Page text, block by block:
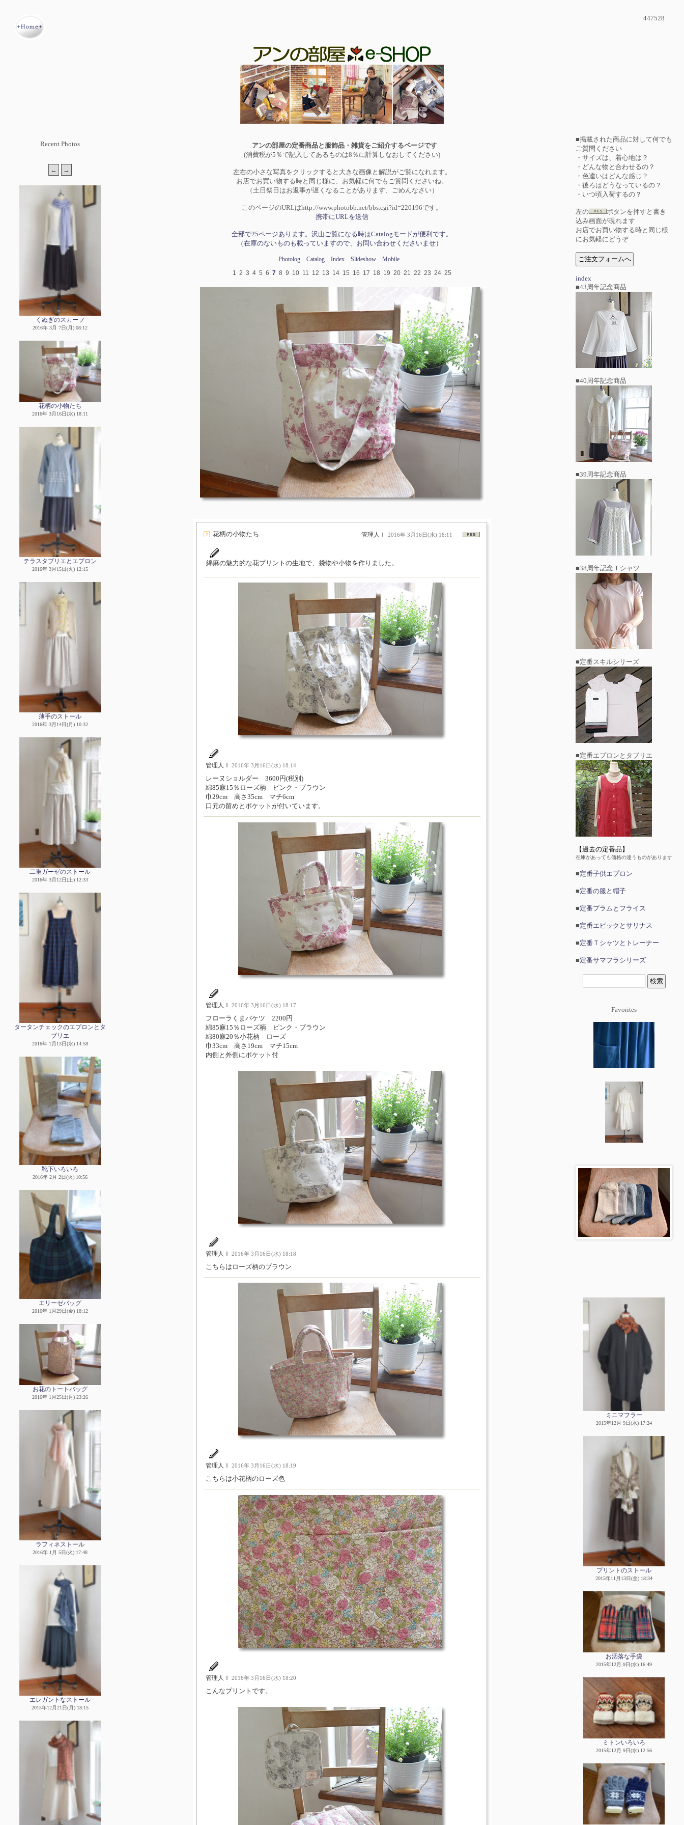
447528
Recent Photos
くぬぎのスカーフ
2016年 3月 7日(月) 08:12
花柄の小物たち
2016年 3月16日(水) 18:11
テラスタブリエとエプロン
2016年 3月15日(火) 12:15
薄手のストール
2016年 3月14日(月) 10:32
二重ガーゼのストール
2016年 3月12日(土) 12:33
タータンチェックのエプロンとタ
ブリエ
2016年 1月13日(水) 14:58
靴下いろいろ
2016年 2月 2日(火) 10:56
エリーゼバッグ
2016年 1月29日(金) 18:12
お花のトートバッグ
2016年 1月25日(月) 23:26
ラフィネストール
2016年 1月 5日(火) 17:48
エレガントなストール
2015年12月21日(月) 18:15
アンの部屋の定番商品と服飾品・雑貨をご紹介するページです
(消費税が5％で記入してあるものは8％に計算しなおしてください)
左右の小さな写真をクリックすると大きな画像と解説がご覧になれます。
お店でお買い物する時と同じ様に、お気軽に何でもご質問くださいね。
（土日祭日はお返事が遅くなることがあります、ごめんなさい）
このページのURLはhttp://www.photobb.net/bbs.cgi?id=220196です。
携帯にURLを送信
全部で25ページあります。沢山ご覧になる時はCatalogモードが便利です。
（在庫のないものも載っていますので、お問い合わせくださいませ）
Photolog Catalog Index Slideshow
Mobile
1 2 3 4 5 6 7 8 9 10 11 12 13 14 15 16 17 18 19 20 21 22 23 24 25
花柄の小物たち 管理人Ｉ 2016年 3月16日(水) 18:11
綿麻の魅力的な花プリントの生地で、袋物や小物を作りました。
管理人Ｉ 2016年 3月16日(水) 18:14
レーヌショルダー 3600円(税別)
綿85麻15％ローズ柄 ピンク・ブラウン
巾29cm 高さ35cm マチ6cm
口元の留めとポケットが付いています。
管理人Ｉ 2016年 3月16日(水) 18:17
フローラくまバケツ 2200円
綿85麻15％ローズ柄 ピンク・ブラウン
綿80麻20％小花柄 ローズ
巾33cm 高さ19cm マチ15cm
内側と外側にポケット付
管理人Ｉ 2016年 3月16日(水) 18:18
こちらはローズ柄のブラウン
管理人Ｉ 2016年 3月16日(水) 18:19
こちらは小花柄のローズ色
管理人Ｉ 2016年 3月16日(水) 18:20
こんなプリントです。
■掲載された商品に対して何でも
ご質問ください
・サイズは、着心地は？
・どんな物と合わせるの？
・色違いはどんな感じ？
・後ろはどうなっているの？
・いつ頃入荷するの？
左の
ボタンを押すと書き
込み画面が現れます
お店でお買い物する時と同じ様
にお気軽にどうぞ
index
■43周年記念商品
■40周年記念商品
■39周年記念商品
■38周年記念Ｔシャツ
■定番スキルシリーズ
■定番エプロンとタブリエ
【過去の定番品】
在庫があっても価格の違うものがあります
■定番子供エプロン
■定番の服と帽子
■定番プラムとフライス
■定番エピックとサリナス
■定番Ｔシャツとトレーナー
■定番サマフラシリーズ
Favorites
ミニマフラー
2015年12月 9日(水) 17:24
プリントのストール
2015年11月13日(金) 18:34
お洒落な手袋
2015年12月 9日(水) 16:49
ミトンいろいろ
2015年12月 9日(水) 12:56